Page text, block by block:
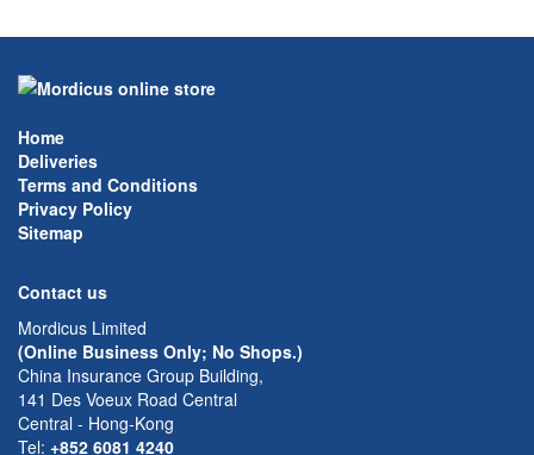
Home
Deliveries
Terms and Conditions
Privacy Policy
Sitemap
Contact us
Mordicus Limited
(Online Business Only; No Shops.)
China Insurance Group Building,
141 Des Voeux Road Central
Central - Hong-Kong
Tel: +852 6081 4240